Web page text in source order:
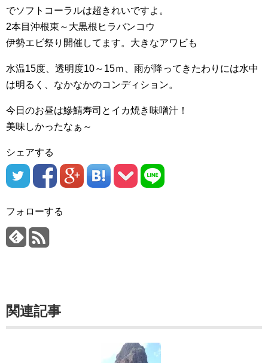
でソフトコーラルは超きれいですよ。
2本目沖根東～大黒根ヒラバンコウ
伊勢エビ祭り開催してます。大きなアワビも
水温15度、透明度10～15ｍ、雨が降ってきたわりには水中
は明るく、なかなかのコンディション。
今日のお昼は鰺鯖寿司とイカ焼き味噌汁！
美味しかったなぁ～
シェアする
フォローする
関連記事